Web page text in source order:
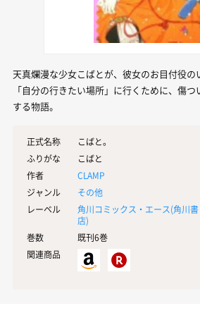
天真爛漫な少女こばとが、彼女のお目付役の
「自分の行きたい場所」に行くために、傷
する物語。
正式名称
こばと。
ふりがな
こばと
作者
CLAMP
ジャンル
その他
レーベル
角川コミックス・エース(角川書
店)
巻数
既刊6巻
関連商品